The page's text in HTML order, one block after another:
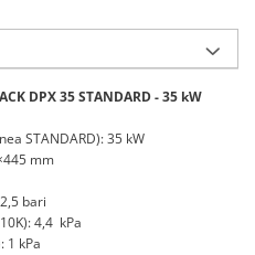
DPX 35 STANDARD - 35 kW
STANDARD): 35 kW
mm
bari
4,4 kPa
1 kPa